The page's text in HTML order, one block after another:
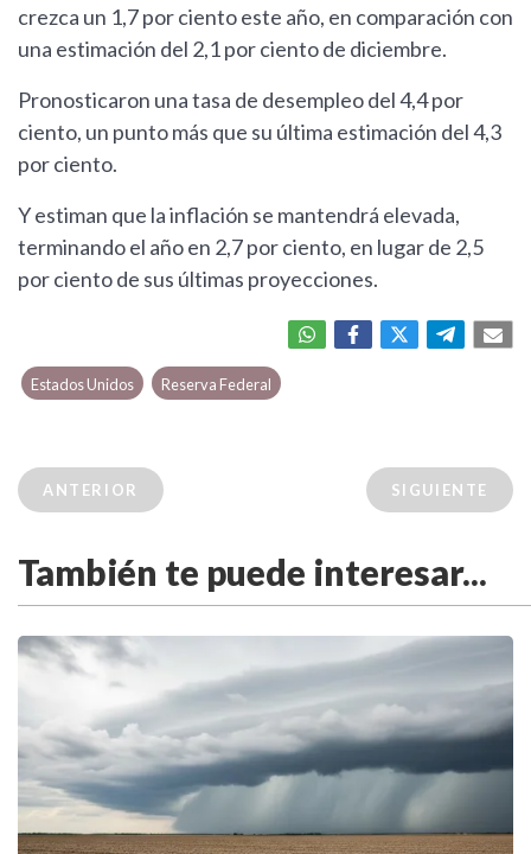
crezca un 1,7 por ciento este año, en comparación con
una estimación del 2,1 por ciento de diciembre.
Pronosticaron una tasa de desempleo del 4,4 por
ciento, un punto más que su última estimación del 4,3
por ciento.
Y estiman que la inflación se mantendrá elevada,
terminando el año en 2,7 por ciento, en lugar de 2,5
por ciento de sus últimas proyecciones.
Estados Unidos Reserva Federal
ANTERIOR SIGUIENTE
También te puede interesar...